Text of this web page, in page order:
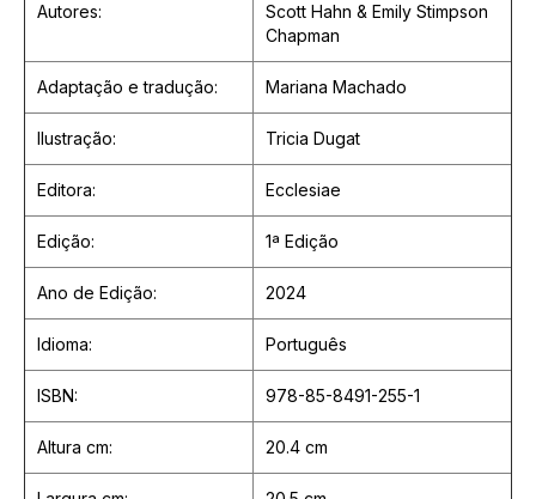
Autores:
Scott Hahn & Emily Stimpson
Chapman
Adaptação e tradução: Mariana Machado
Ilustração: Tricia Dugat
Editora: Ecclesiae
Edição: 1ª Edição
Ano de Edição: 2024
Idioma: Português
ISBN: 978-85-8491-255-1
Altura cm: 20.4 cm